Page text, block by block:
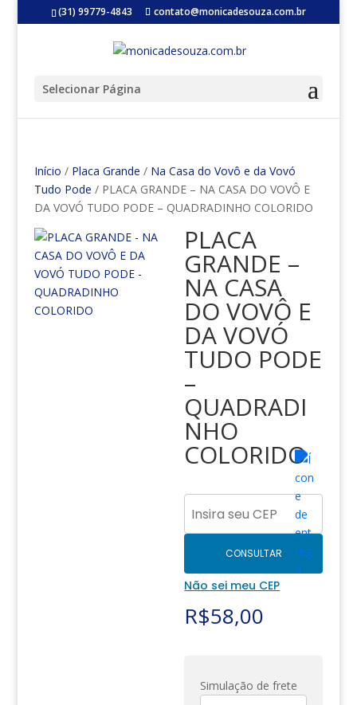
(31) 99779-4843 contato@monicadesouza.com.br
Selecionar Página
Início / Placa Grande / Na Casa do Vovô e da Vovó
Tudo Pode / PLACA GRANDE – NA CASA DO VOVÔ E
DA VOVÓ TUDO PODE – QUADRADINHO COLORIDO
PLACA
GRANDE –
NA CASA
DO VOVÔ E
DA VOVÓ
TUDO PODE
–
QUADRADI
NHO
COLORIDO
CONSULTAR
Não sei meu CEP
R$58,00
Simulação de frete